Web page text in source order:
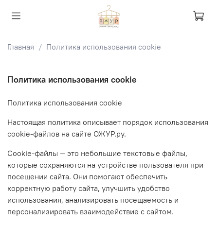
Главная Политика использования cookie
Политика использования cookie
Политика использования cookie
Настоящая политика описывает порядок использования
cookie-файлов на сайте ОЖУР.ру.
Cookie-файлы — это небольшие текстовые файлы,
которые сохраняются на устройстве пользователя при
посещении сайта. Они помогают обеспечить
корректную работу сайта, улучшить удобство
использования, анализировать посещаемость и
персонализировать взаимодействие с сайтом.